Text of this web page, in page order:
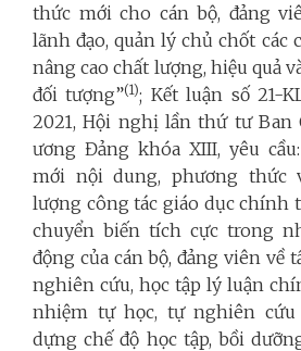
thức mới cho cán bộ, đảng
lãnh đạo, quản lý chủ chốt các
nâng cao chất lượng, hiệu quả
đối tượng”(1); Kết luận số 21-
2021, Hội nghị lần thứ tư Ban
ương Đảng khóa XIII, yêu
mới nội dung, phương thức
lượng công tác giáo dục chính
chuyển biến tích cực trong
động của cán bộ, đảng viên về
nghiên cứu, học tập lý luận
nhiệm tự học, tự nghiên cứu
dựng chế độ học tập, bồi